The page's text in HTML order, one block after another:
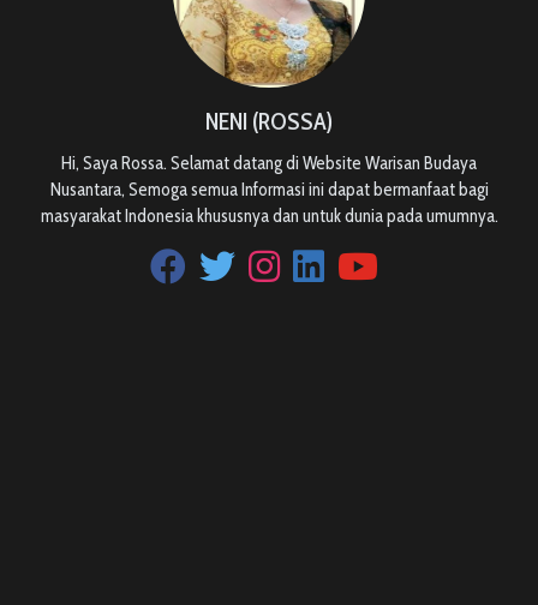
NENI (ROSSA)
Hi, Saya Rossa. Selamat datang di Website Warisan Budaya
Nusantara, Semoga semua Informasi ini dapat bermanfaat bagi
masyarakat Indonesia khususnya dan untuk dunia pada umumnya.